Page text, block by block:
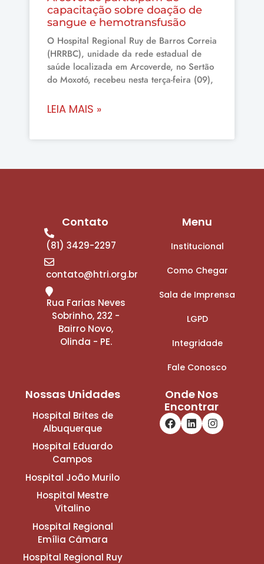
capacitação sobre doação de
sangue e hemotransfusão
O Hospital Regional Ruy de Barros Correia
(HRRBC), unidade da rede estadual de
saúde localizada em Arcoverde, no Sertão
do Moxotó, recebeu nesta terça-feira (09),
LEIA MAIS »
Contato
(81) 3429-2297
contato@htri.org.br
Rua Farias Neves
Sobrinho, 232 -
Bairro Novo,
Olinda - PE.
Menu
Institucional
Como Chegar
Sala de Imprensa
LGPD
Integridade
Fale Conosco
Nossas Unidades
Hospital Brites de
Albuquerque
Hospital Eduardo
Campos
Hospital João Murilo
Hospital Mestre
Vitalino
Hospital Regional
Emília Câmara
Hospital Regional Ruy
Onde Nos
Encontrar